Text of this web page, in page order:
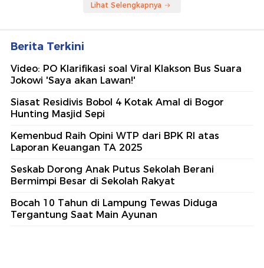
Lihat Selengkapnya
Berita Terkini
Video: PO Klarifikasi soal Viral Klakson Bus Suara
Jokowi 'Saya akan Lawan!'
Siasat Residivis Bobol 4 Kotak Amal di Bogor
Hunting Masjid Sepi
Kemenbud Raih Opini WTP dari BPK RI atas
Laporan Keuangan TA 2025
Seskab Dorong Anak Putus Sekolah Berani
Bermimpi Besar di Sekolah Rakyat
Bocah 10 Tahun di Lampung Tewas Diduga
Tergantung Saat Main Ayunan